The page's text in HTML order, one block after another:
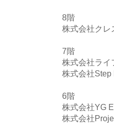
8階
株式会社ク
7階
株式会社ラ
株式会社
6階
株式会社YG
株式会社